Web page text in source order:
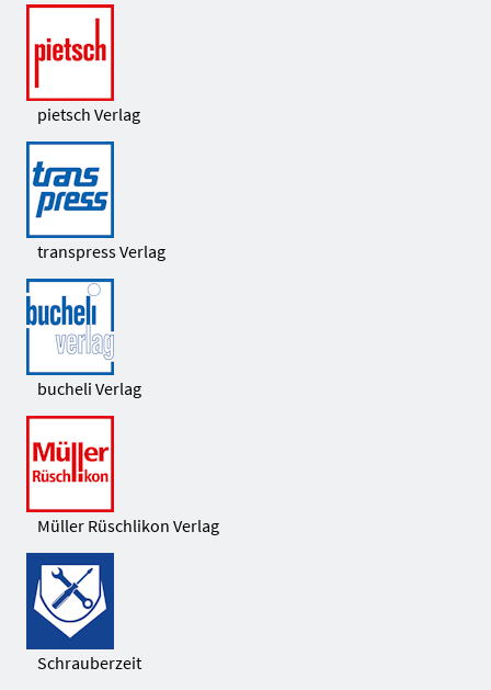
pietsch Verlag
transpress Verlag
bucheli Verlag
Müller Rüschlikon Verlag
Schrauberzeit